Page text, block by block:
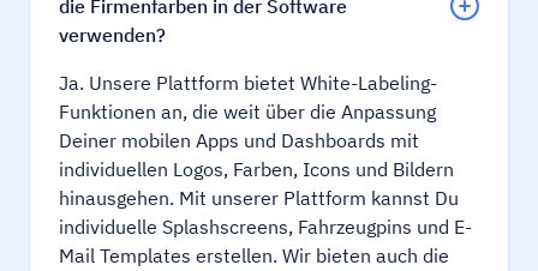
die Firmenfarben in der Software
verwenden?
Ja. Unsere Plattform bietet White-Labeling-
Funktionen an, die weit über die Anpassung
Deiner mobilen Apps und Dashboards mit
individuellen Logos, Farben, Icons und Bildern
hinausgehen. Mit unserer Plattform kannst Du
individuelle Splashscreens, Fahrzeugpins und E-
Mail Templates erstellen. Wir bieten auch die